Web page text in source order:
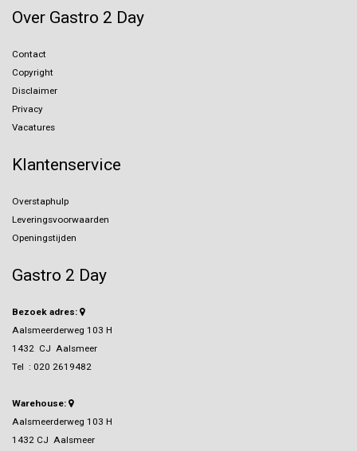
Over Gastro 2 Day
Contact
Copyright
Disclaimer
Privacy
Vacatures
Klantenservice
Overstaphulp
Leveringsvoorwaarden
Openingstijden
Gastro 2 Day
Bezoek adres:
Aalsmeerderweg 103 H
1432 CJ Aalsmeer
Tel : 020 2619482
Warehouse:
Aalsmeerderweg 103 H
1432 CJ Aalsmeer